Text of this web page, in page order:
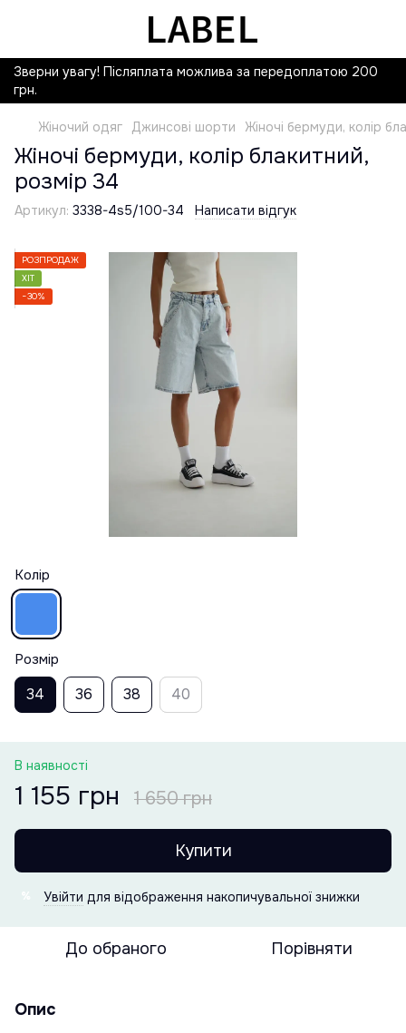
Зверни увагу! Післяплата можлива за передоплатою 200
грн.
Жіночий одяг Джинсові шорти Жіночі бермуди, колір
Жіночі бермуди, колір блакитний,
розмір 34
Артикул: 3338-4s5/100-34 Написати відгук
РОЗПРОДАЖ
ХІТ
−30%
Колір
Розмір
34 36 38 40
В наявності
1 155 грн 1 650 грн
Купити
Увійти для відображення накопичувальної знижки
До обраного Порівняти
Опис